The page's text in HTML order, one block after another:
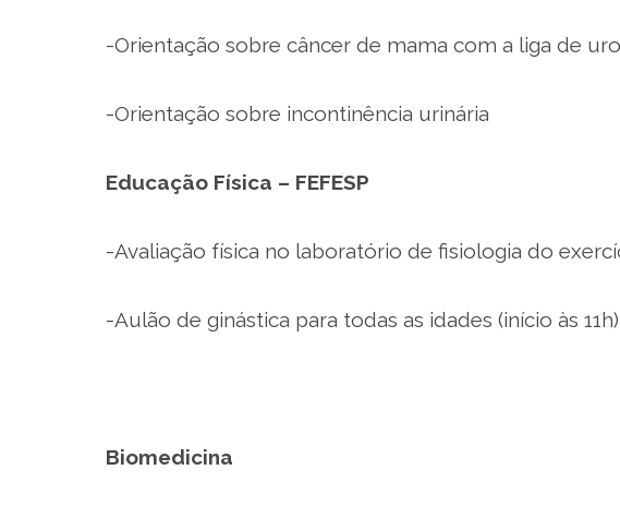
-Orientação sobre câncer de mama com a liga de
-Orientação sobre incontinência urinária
Educação Física – FEFESP
-Avaliação física no laboratório de fisiologia do
-Aulão de ginástica para todas as idades (início às 11h)
Biomedicina